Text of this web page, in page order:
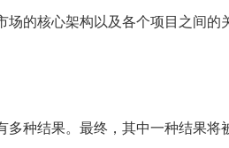
场的核心架构以及各个项目之间的
多种结果。最终，其中一种结果将